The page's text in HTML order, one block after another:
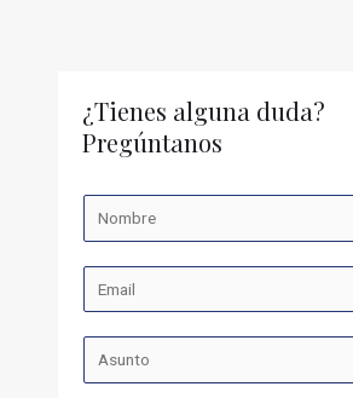
¿Tienes alguna duda?
Pregúntanos